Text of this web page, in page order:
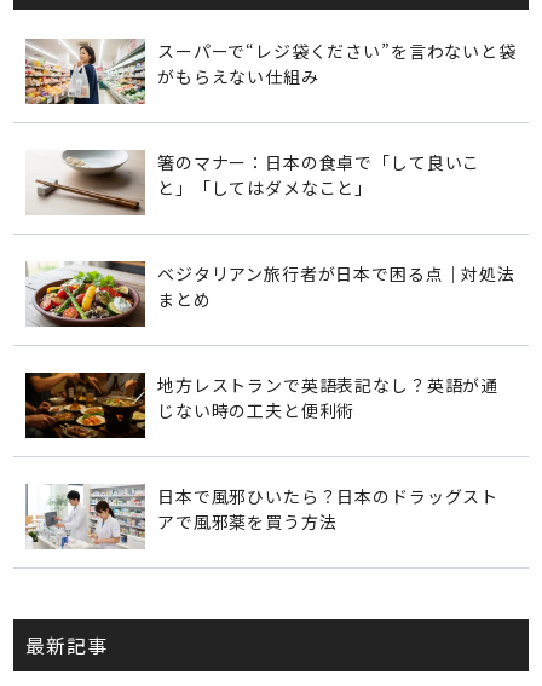
スーパーで“レジ袋ください”を言わないと袋
がもらえない仕組み
箸のマナー：日本の食卓で「して良いこ
と」「してはダメなこと」
ベジタリアン旅行者が日本で困る点｜対処法
まとめ
地方レストランで英語表記なし？英語が通
じない時の工夫と便利術
日本で風邪ひいたら？日本のドラッグスト
アで風邪薬を買う方法
最新記事